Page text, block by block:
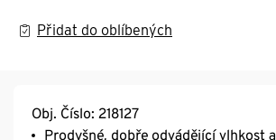
Přidat do oblíbených
Obj. Číslo: 218127
Prodyšné, dobře odvádějící vlhkost a